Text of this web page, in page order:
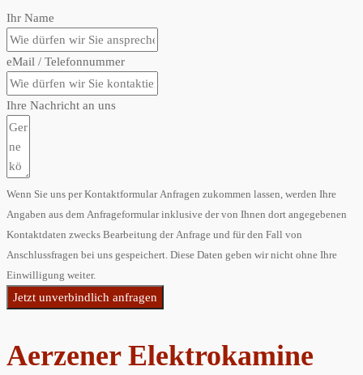
Ihr Name
eMail / Telefonnummer
Ihre Nachricht an uns
Wenn Sie uns per Kontaktformular Anfragen zukommen lassen, werden Ihre
Angaben aus dem Anfrageformular inklusive der von Ihnen dort angegebenen
Kontaktdaten zwecks Bearbeitung der Anfrage und für den Fall von
Anschlussfragen bei uns gespeichert. Diese Daten geben wir nicht ohne Ihre
Einwilligung weiter.
Jetzt unverbindlich anfragen
Aerzener Elektrokamine